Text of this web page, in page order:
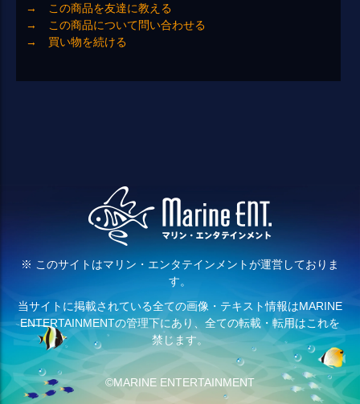
→ この商品を友達に教える
→ この商品について問い合わせる
→ 買い物を続ける
※ このサイトはマリン・エンタテインメントが運営しておりま
す。
当サイトに掲載されている全ての画像・テキスト情報はMARINE
ENTERTAINMENTの管理下にあり、全ての転載・転用はこれを
禁じます。
©MARINE ENTERTAINMENT